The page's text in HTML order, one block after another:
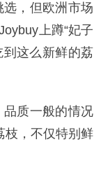
，但欧洲市场
上蹲“妃子
到这么新鲜的荔
品质一般的情况
枝，不仅特别鲜